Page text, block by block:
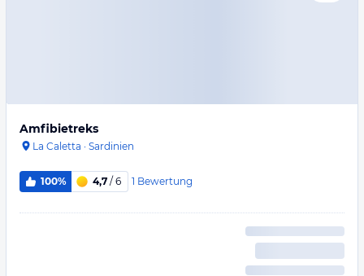
Amfibietreks
La Caletta · Sardinien
100% 4,7 / 6 1 Bewertung